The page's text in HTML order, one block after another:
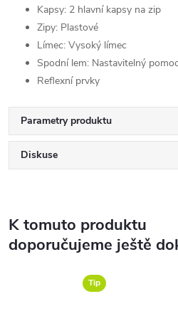
Kapsy: 2 hlavní kapsy na zip
Zipy: Plastové
Límec: Vysoký límec
Spodní lem: Nastavitelný
Reflexní prvky
Parametry produktu
Diskuse
K tomuto produktu
doporučujeme ještě
Tip